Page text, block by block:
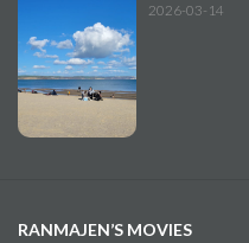
2026-03-14
RANMAJEN’S MOVIES